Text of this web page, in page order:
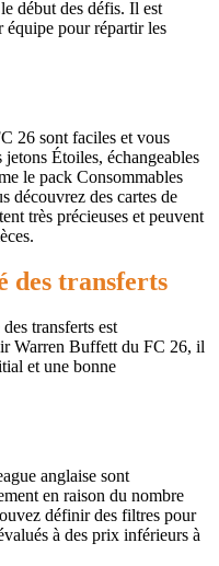
début des défis. Il est
équipe pour répartir les
26 sont faciles et vous
Étoiles, échangeables
le pack Consommables
découvrez des cartes de
très précieuses et peuvent
des transferts
transferts est
Warren Buffett du FC 26, il
et une bonne
anglaise sont
en raison du nombre
définir des filtres pour
à des prix inférieurs à